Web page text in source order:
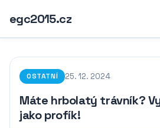
egc2015.cz
OSTATNÍ 25. 12. 2024
Máte hrbolatý trávník?
jako profík!